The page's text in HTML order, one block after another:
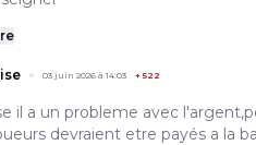
03 juin 2026 à 14:03 + 522
il a un probleme avec
devraient etre payés a la